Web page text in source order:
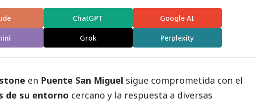
ChatGPT Google AI
Grok Perplexity
en Puente San Miguel sigue comprometida con el
de su entorno cercano y la respuesta a diversas